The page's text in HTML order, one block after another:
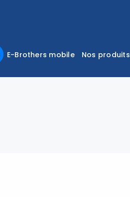
E-Brothers mobile Nos produits